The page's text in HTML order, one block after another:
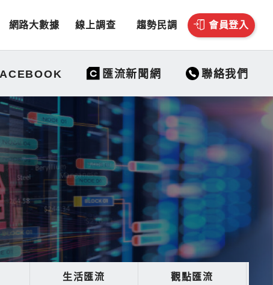
網路大數據 線上調查 趨勢民調 會員登入
匯流新聞網 聯絡我們
生活匯流 觀點匯流